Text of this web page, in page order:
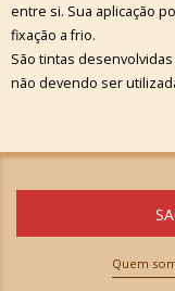
entre si. Sua aplicação
fixação a frio.
São tintas
não devendo ser
Quem